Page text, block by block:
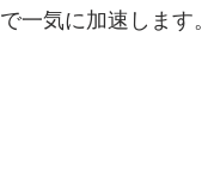
一気に加速します。